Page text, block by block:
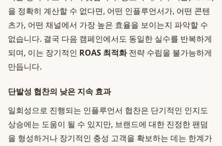
을 정확히 계산할 수 없다면, 어떤 인플루언서가, 어떤 콘텐
츠가, 어떤 채널에서 가장 높은 효율을 보이는지 파악할 수
없습니다. 결국 다음 캠페인에서도 동일한 실수를 반복하게
되며, 이는 장기적인 ROAS 최적화전략 수립을 불가능하게
만듭니다.
단발성 협찬의 낮은 지속 효과
일회성으로 진행되는 인플루언서 협찬은 단기적인 인지도
상승에는 도움이 될 수 있지만, 브랜드에 대한 진정한 팬덤
을 형성하거나 장기적인 충성 고객을 확보하는 데는 한계가